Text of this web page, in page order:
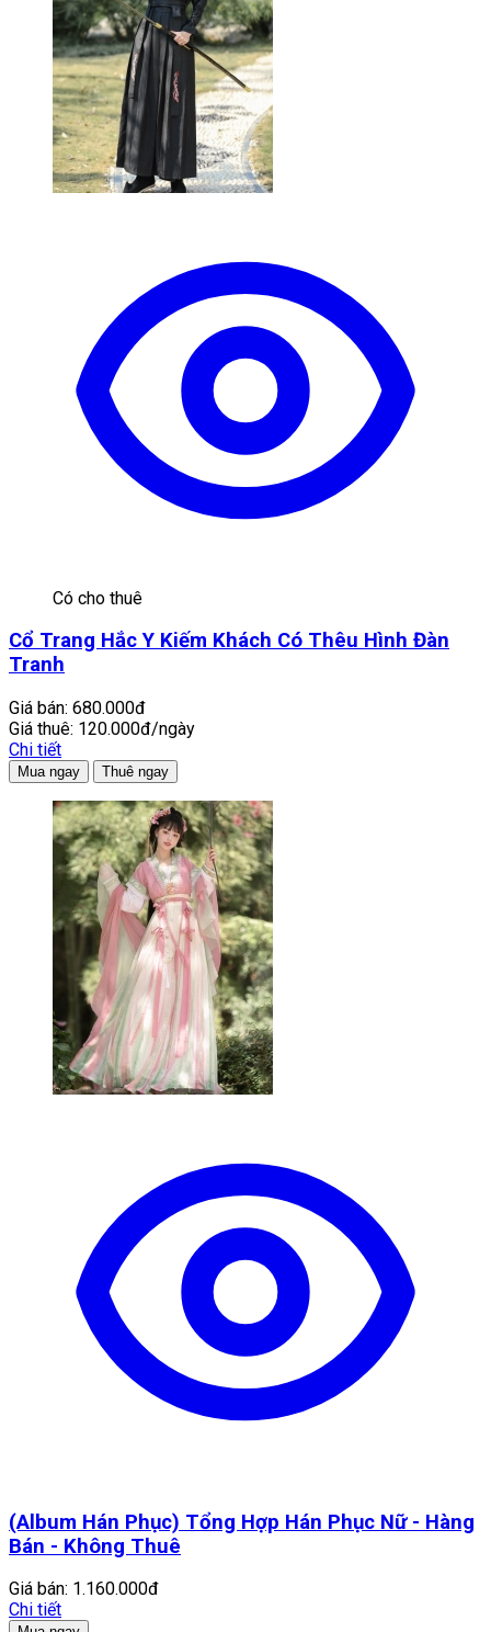
Có cho thuê
Cổ Trang Hắc Y Kiếm Khách Có Thêu Hình Đàn
Tranh
Giá bán: 680.000đ
Giá thuê: 120.000đ/ngày
Chi tiết
Mua ngay Thuê ngay
(Album Hán Phục) Tổng Hợp Hán Phục Nữ - Hàng
Bán - Không Thuê
Giá bán: 1.160.000đ
Chi tiết